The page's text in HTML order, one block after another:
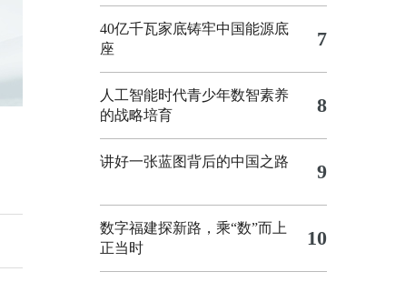
40亿千瓦家底铸牢中国能源底
座
7
人工智能时代青少年数智素养
的战略培育
8
讲好一张蓝图背后的中国之路 9
数字福建探新路，乘“数”而上
正当时
10